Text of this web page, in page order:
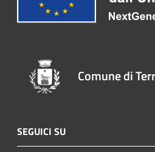
Comune di
SEGUICI SU